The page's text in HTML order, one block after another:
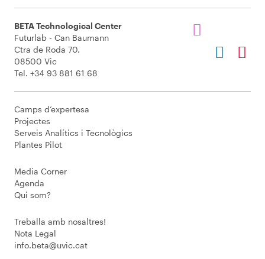
BETA Technological Center
Futurlab - Can Baumann
Ctra de Roda 70.
08500 Vic
Tel. +34 93 881 61 68
Camps d’expertesa
Projectes
Serveis Analítics i Tecnològics
Plantes Pilot
Media Corner
Agenda
Qui som?
Treballa amb nosaltres!
Nota Legal
info.beta@uvic.cat